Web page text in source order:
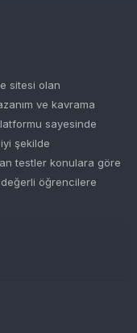
sitesi olan
ve kavrama
sayesinde
şekilde
testler konulara göre
öğrencilere